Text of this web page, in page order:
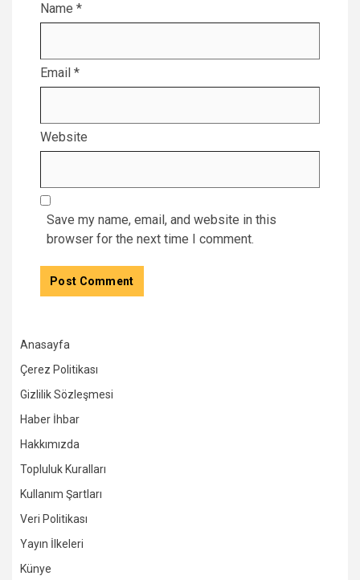
Name *
Email *
Website
Save my name, email, and website in this
browser for the next time I comment.
Anasayfa
Çerez Politikası
Gizlilik Sözleşmesi
Haber İhbar
Hakkımızda
Topluluk Kuralları
Kullanım Şartları
Veri Politikası
Yayın İlkeleri
Künye